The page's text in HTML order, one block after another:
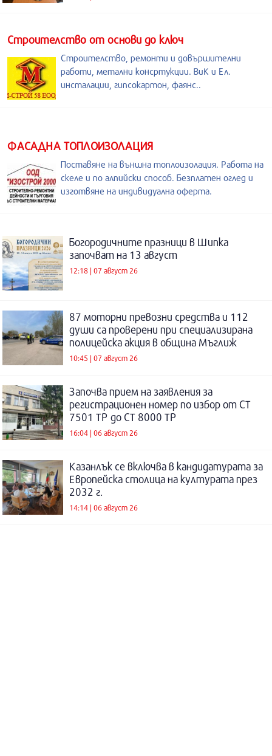
Строителство от основи до ключ
Строителство, ремонти и довършителни
работи, метални консртукции. ВиК и Ел.
инсталации, гипсокартон, фаянс..
ФАСАДНА ТОПЛОИЗОЛАЦИЯ
Поставяне на външна топлоизолация. Работа на
скеле и по алпийски способ. Безплатен оглед и
изготвяне на индивидуална оферта.
Богородичните празници в Шипка
започват на 13 август
12:18 | 07 август 26
87 моторни превозни средства и 112
души са проверени при специализирана
полицейска акция в община Мъглиж
10:45 | 07 август 26
Започва прием на заявления за
регистрационен номер по избор от СТ
7501 ТР до СТ 8000 ТР
16:04 | 06 август 26
Казанлък се включва в кандидатурата за
Европейска столица на културата през
2032 г.
14:14 | 06 август 26